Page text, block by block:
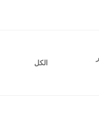
الكل